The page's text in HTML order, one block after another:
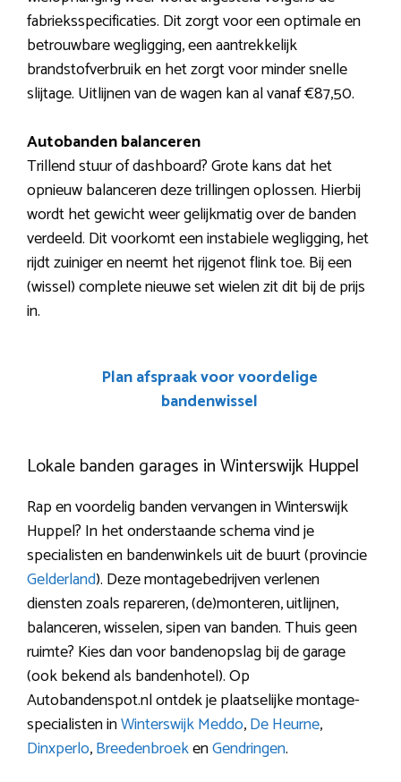
fabrieksspecificaties. Dit zorgt voor een optimale en
betrouwbare wegligging, een aantrekkelijk
brandstofverbruik en het zorgt voor minder snelle
slijtage. Uitlijnen van de wagen kan al vanaf €87,50.
Autobanden balanceren
Trillend stuur of dashboard? Grote kans dat het
opnieuw balanceren deze trillingen oplossen. Hierbij
wordt het gewicht weer gelijkmatig over de banden
verdeeld. Dit voorkomt een instabiele wegligging, het
rijdt zuiniger en neemt het rijgenot flink toe. Bij een
(wissel) complete nieuwe set wielen zit dit bij de prijs
in.
Plan afspraak voor voordelige
bandenwissel
Lokale banden garages in Winterswijk Huppel
Rap en voordelig banden vervangen in Winterswijk
Huppel? In het onderstaande schema vind je
specialisten en bandenwinkels uit de buurt (provincie
Gelderland). Deze montagebedrijven verlenen
diensten zoals repareren, (de)monteren, uitlijnen,
balanceren, wisselen, sipen van banden. Thuis geen
ruimte? Kies dan voor bandenopslag bij de garage
(ook bekend als bandenhotel). Op
Autobandenspot.nl ontdek je plaatselijke montage-
specialisten inWinterswijk Meddo,De Heurne,
Dinxperlo,BreedenbroekenGendringen.